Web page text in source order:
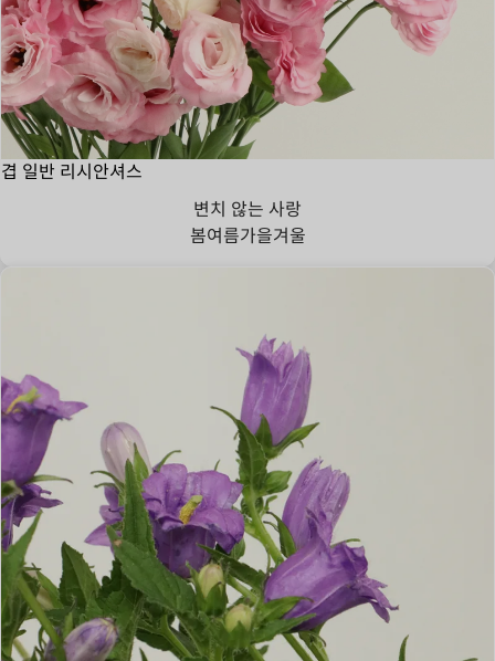
겹 일반 리시안셔스
변치 않는 사랑
봄여름가을겨울